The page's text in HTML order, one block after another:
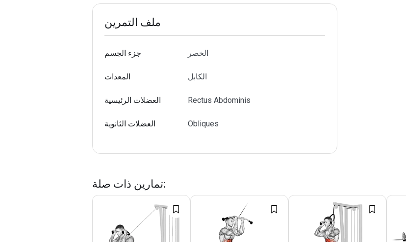
ملف التمرين
جزء الجسم الخصر
المعدات الكابل
العضلات الرئيسية Rectus Abdominis
العضلات الثانوية Obliques
تمارين ذات صلة: